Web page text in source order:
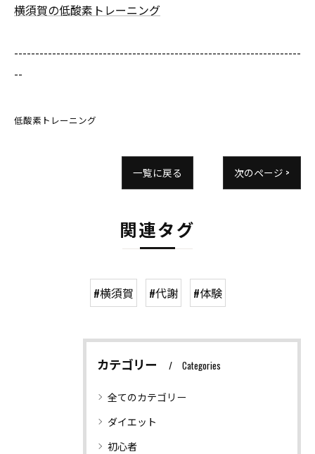
横須賀の低酸素トレーニング
--------------------------------------------------------------------
--
低酸素トレーニング
一覧に戻る 次のページ >
関連タグ
#横須賀 #代謝 #体験
カテゴリー Categories
全てのカテゴリー
ダイエット
初心者